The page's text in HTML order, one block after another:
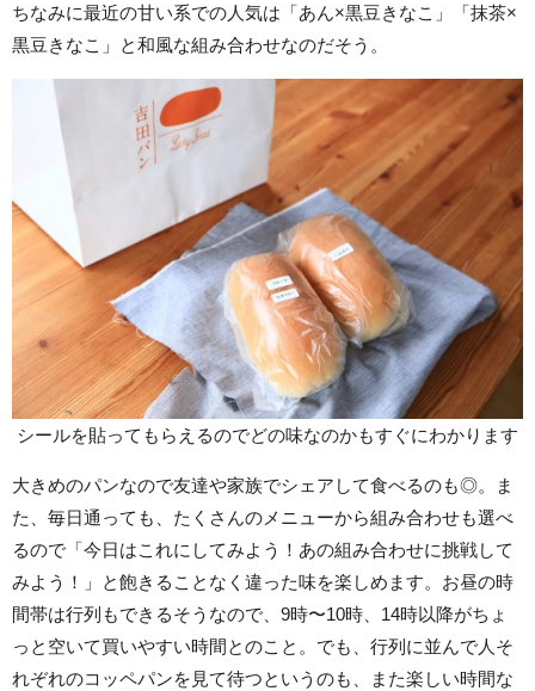
ちなみに最近の甘い系での人気は「あん×黒豆きなこ」「抹茶×
黒豆きなこ」と和風な組み合わせなのだそう。
シールを貼ってもらえるのでどの味なのかもすぐにわかります
大きめのパンなので友達や家族でシェアして食べるのも◎。ま
た、毎日通っても、たくさんのメニューから組み合わせも選べ
るので「今日はこれにしてみよう！あの組み合わせに挑戦して
みよう！」と飽きることなく違った味を楽しめます。お昼の時
間帯は行列もできるそうなので、9時〜10時、14時以降がちょ
っと空いて買いやすい時間とのこと。でも、行列に並んで人そ
れぞれのコッペパンを見て待つというのも、また楽しい時間な